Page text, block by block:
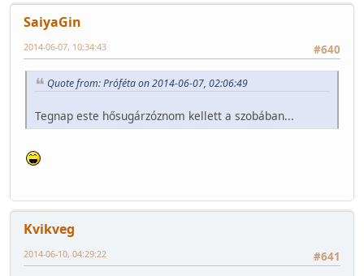
SaiyaGin
#640
2014-06-07, 10:34:43
Quote from: Próféta on 2014-06-07, 02:06:49
Tegnap este hősugárzóznom kellett a szobában...
Kvikveg
#641
2014-06-10, 04:29:22